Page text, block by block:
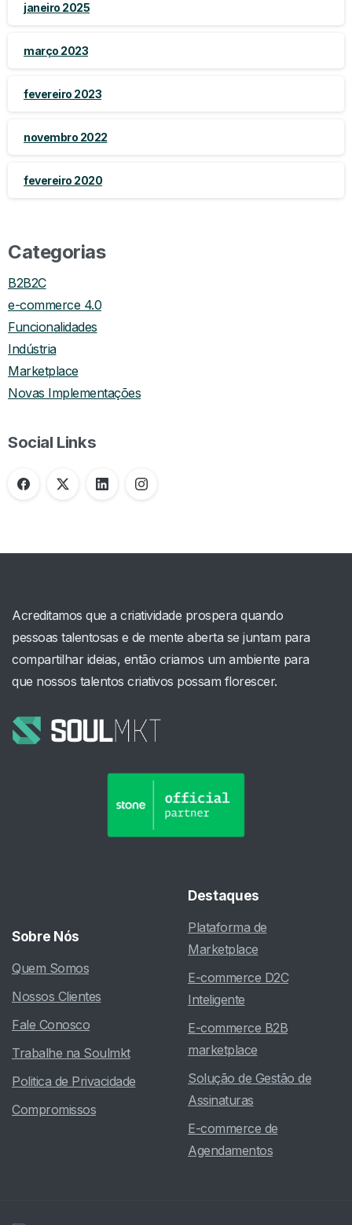
janeiro 2025
março 2023
fevereiro 2023
novembro 2022
fevereiro 2020
Categorias
B2B2C
e-commerce 4.0
Funcionalidades
Indústria
Marketplace
Novas Implementações
Social Links
Acreditamos que a criatividade prospera quando
pessoas talentosas e de mente aberta se juntam para
compartilhar ideias, então criamos um ambiente para
que nossos talentos criativos possam florescer.
Sobre Nós
Quem Somos
Nossos Clientes
Fale Conosco
Trabalhe na Soulmkt
Politica de Privacidade
Compromissos
Destaques
Plataforma de
Marketplace
E-commerce D2C
Inteligente
E-commerce B2B
marketplace
Solução de Gestão de
Assinaturas
E-commerce de
Agendamentos